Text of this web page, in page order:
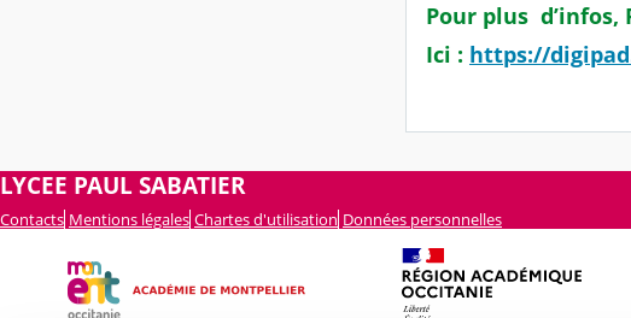
Pour plus d’infos,
Ici : https://
LYCEE PAUL SABATIER
Contacts Mentions légales Chartes d'utilisation Données personnelles